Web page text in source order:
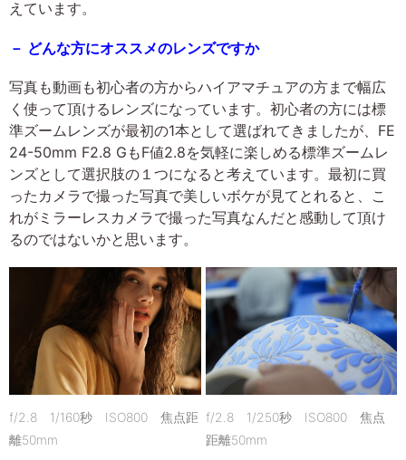
えています。
－ どんな方にオススメのレンズですか
写真も動画も初心者の方からハイアマチュアの方まで幅広
く使って頂けるレンズになっています。初心者の方には標
準ズームレンズが最初の1本として選ばれてきましたが、FE
24-50mm F2.8 GもF値2.8を気軽に楽しめる標準ズームレ
ンズとして選択肢の１つになると考えています。最初に買
ったカメラで撮った写真で美しいボケが見てとれると、こ
れがミラーレスカメラで撮った写真なんだと感動して頂け
るのではないかと思います。
f/2.8 1/160秒 ISO800 焦点距
離50mm
f/2.8 1/250秒 ISO800 焦点
距離50mm